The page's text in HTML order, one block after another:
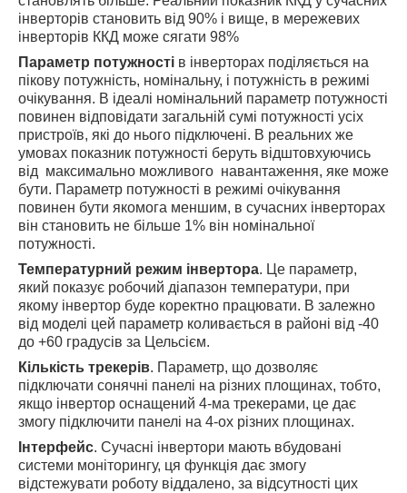
інверторів становить від 90% і вище, в мережевих
інверторів ККД може сягати 98%
Параметр потужності в інверторах поділяється на
пікову потужність, номінальну, і потужність в режимі
очікування. В ідеалі номінальний параметр потужності
повинен відповідати загальній сумі потужності усіх
пристроїв, які до нього підключені. В реальних же
умовах показник потужності беруть відштовхуючись
від максимально можливого навантаження, яке може
бути. Параметр потужності в режимі очікування
повинен бути якомога меншим, в сучасних інверторах
він становить не більше 1% він номінальної
потужності.
Температурний режим інвертора. Це параметр,
який показує робочий діапазон температури, при
якому інвертор буде коректно працювати. В залежно
від моделі цей параметр коливається в районі від -40
до +60 градусів за Цельсієм.
Кількість трекерів. Параметр, що дозволяє
підключати сонячні панелі на різних площинах, тобто,
якщо інвертор оснащений 4-ма трекерами, це дає
змогу підключити панелі на 4-ох різних площинах.
Інтерфейс. Сучасні інвертори мають вбудовані
системи моніторингу, ця функція дає змогу
відстежувати роботу віддалено, за відсутності цих